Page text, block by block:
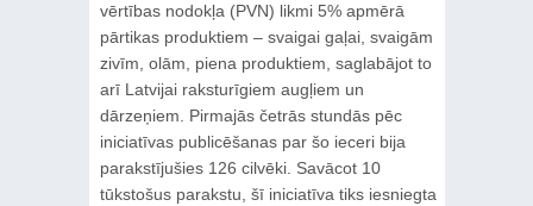
vērtības nodokļa (PVN) likmi 5% apmērā
pārtikas produktiem ‒ svaigai gaļai, svaigām
zivīm, olām, piena produktiem, saglabājot to
arī Latvijai raksturīgiem augļiem un
dārzeņiem. Pirmajās četrās stundās pēc
iniciatīvas publicēšanas par šo ieceri bija
parakstījušies 126 cilvēki. Savācot 10
tūkstošus parakstu, šī iniciatīva tiks iesniegta